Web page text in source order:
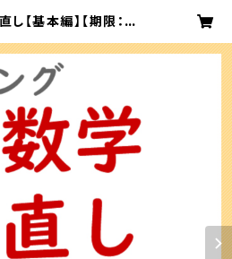
【基本編】【期限：90
人塾